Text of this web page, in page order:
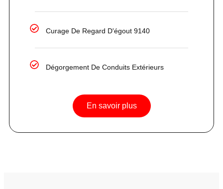
Curage De Regard D'égout 9140
Dégorgement De Conduits Extérieurs
En savoir plus